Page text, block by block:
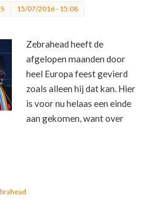
15/07/2016 - 15:08
Zebrahead heeft de
afgelopen maanden door
heel Europa feest gevierd
zoals alleen hij dat kan. Hier
is voor nu helaas een einde
aan gekomen, want over